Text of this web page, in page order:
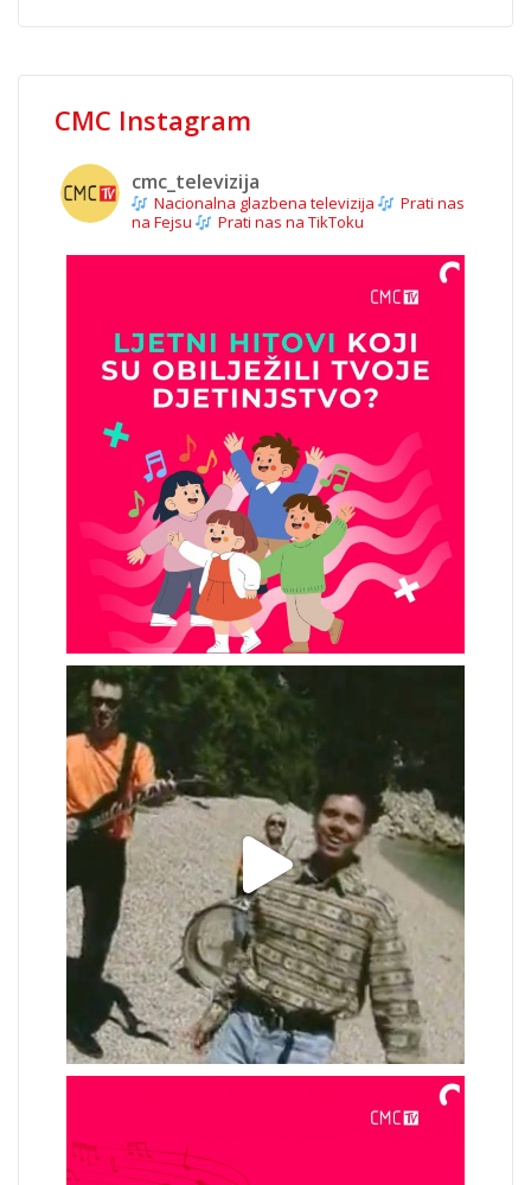
CMC Instagram
cmc_televizija
Nacionalna glazbena televizija
Prati nas
na Fejsu
Prati nas na TikToku